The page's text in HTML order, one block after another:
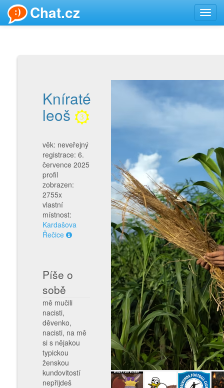
Chat.cz
Kníraté
leoš 3
věk: neveřejný
registrace: 6.
července 2025
profil
zobrazen:
2755x
vlastní
místnost:
Kardašova
Řečice
Píše o
sobě
mě mučili
nacisti,
děvenko,
nacisti, na mě
si s nějakou
typickou
ženskou
kundovitostí
nepřijdeš